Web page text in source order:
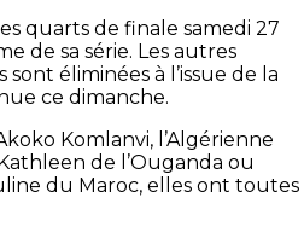
quarts de finale samedi 27
de sa série. Les autres
éliminées à l’issue de la
ce dimanche.
Komlanvi, l’Algérienne
de l’Ouganda ou
du Maroc, elles ont toutes